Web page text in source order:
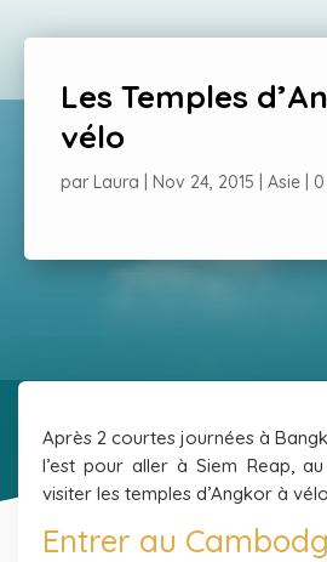
Les Temples
vélo
par Laura Nov 24, 2015 Asie
Après 2 courtes journées à
l’est pour aller à Siem Reap,
visiter les temples d’Angkor à
Entrer au